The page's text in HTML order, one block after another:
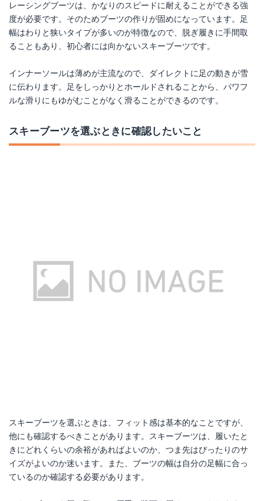
レーシングブーツは、かなりのスピードに耐えることができる強
度が必要です。そのためブーツの作りが固めになっています。足
幅はわりと狭いタイプが多いのが特徴なので、脱ぎ履きに手間取
ることもあり、初心者には向かないスキーブーツです。
インナーソールは薄めが主流なので、ダイレクトに足の動きが雪
に伝わります。足をしっかりとホールドされることから、パワフ
ルな滑りにもゆがむことがなく滑ることができるのです。
スキーブーツを選ぶときに確認したいこと
スキーブーツを選ぶときは、フィット感は基本的なことですが、
他にも確認するべきことがあります。スキーブーツは、履いたと
きにどれくらいの余裕があればよいのか、つま先はぴったりのサ
イズがよいのか迷います。また、ブーツの幅は自分の足幅に合っ
ているのか確認する必要があります。